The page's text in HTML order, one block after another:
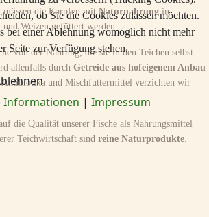
müssen die Karpfen mitNaturnahrungin
Weizen gefüttert werden.
von der Nahrung, die sie in den Teichen selbst
allenfalls durch Getreide aus hofeigenem Anbau
Antibiotika und Mischfuttermittel verzichten wir
die Qualität unserer Fische als Nahrungsmittel
Teichwirtschaft sind reine Naturprodukte.
ob Sie die Cookies zulassen möchten.
bei einer Ablehnung womöglich nicht mehr
Seite zur Verfügung stehen.
Informationen | Impressum